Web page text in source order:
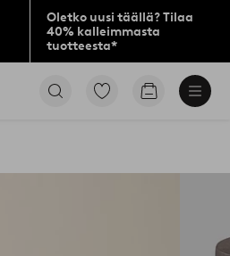
Oletko uusi täällä? Tilaa
40% kalleimmasta
tuotteesta*
Siirry
Siirry